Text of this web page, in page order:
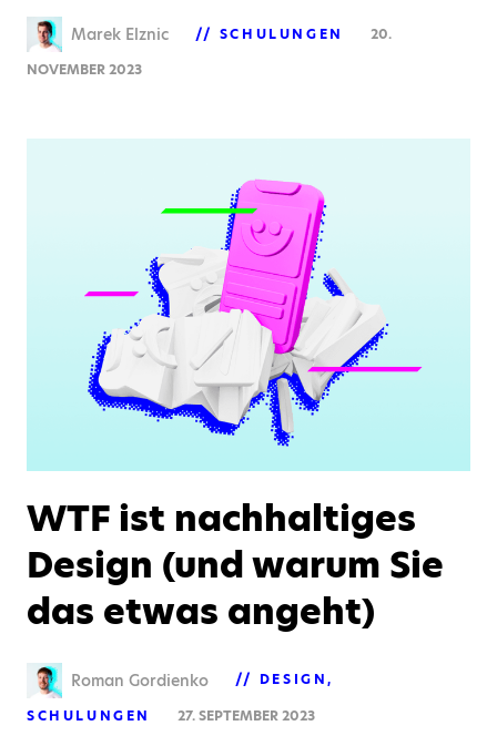
Marek Elznic SCHULUNGEN
20.
NOVEMBER 2023
WTF ist nachhaltiges
Design (und warum Sie
das etwas angeht)
Roman Gordienko
DESIGN
SCHULUNGEN
27. SEPTEMBER 2023